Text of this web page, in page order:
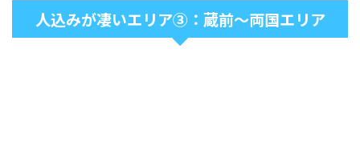
人込みが凄いエリア③：蔵前～両国エリア